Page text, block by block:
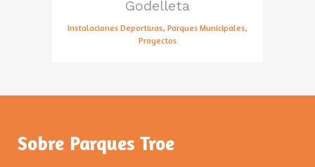
Godelleta
Instalaciones Deportivas, Parques Municipales,
Proyectos
Sobre Parques Troe